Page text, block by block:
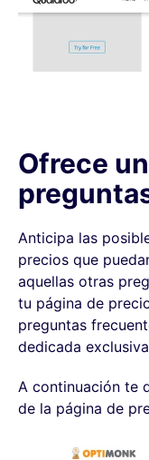
Ofrece
Anticipa las
precios que
aquellas otras
tu página de
preguntas
dedicada
A continuación te
de la página de